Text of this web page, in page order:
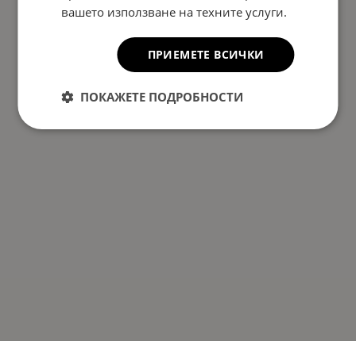
вашето използване на техните услуги.
ПРИЕМЕТЕ ВСИЧКИ
ПОКАЖЕТЕ ПОДРОБНОСТИ